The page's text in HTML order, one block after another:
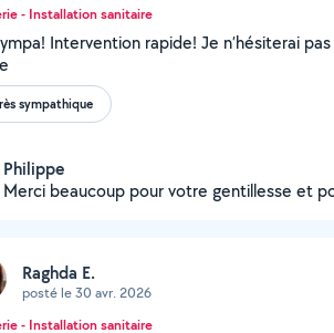
- Installation sanitaire
Intervention rapide! Je n’hésiterai
sympathique
Philippe
Merci beaucoup pour votre gentillesse et
Raghda E.
posté le 30 avr. 2026
- Installation sanitaire